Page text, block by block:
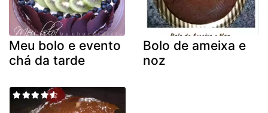
Meu bolo e evento
chá da tarde
Bolo de ameixa e
noz